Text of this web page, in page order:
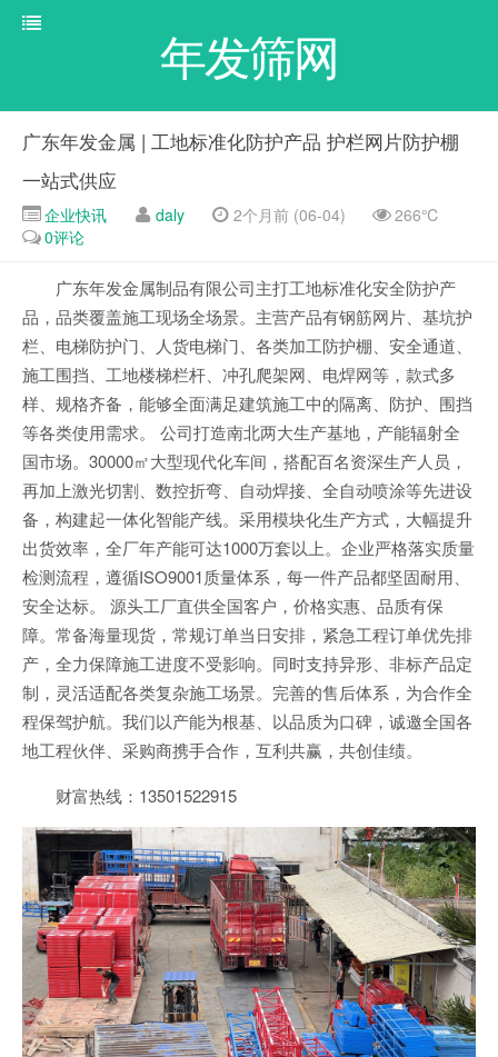
年发筛网
广东年发金属 | 工地标准化防护产品 护栏网片防护棚
一站式供应
企业快讯 daly 2个月前 (06-04)
266℃
0评论
广东年发金属制品有限公司主打工地标准化安全防护产
品，品类覆盖施工现场全场景。主营产品有钢筋网片、基坑护
栏、电梯防护门、人货电梯门、各类加工防护棚、安全通道、
施工围挡、工地楼梯栏杆、冲孔爬架网、电焊网等，款式多
样、规格齐备，能够全面满足建筑施工中的隔离、防护、围挡
等各类使用需求。 公司打造南北两大生产基地，产能辐射全
国市场。30000㎡大型现代化车间，搭配百名资深生产人员，
再加上激光切割、数控折弯、自动焊接、全自动喷涂等先进设
备，构建起一体化智能产线。采用模块化生产方式，大幅提升
出货效率，全厂年产能可达1000万套以上。企业严格落实质量
检测流程，遵循ISO9001质量体系，每一件产品都坚固耐用、
安全达标。 源头工厂直供全国客户，价格实惠、品质有保
障。常备海量现货，常规订单当日安排，紧急工程订单优先排
产，全力保障施工进度不受影响。同时支持异形、非标产品定
制，灵活适配各类复杂施工场景。完善的售后体系，为合作全
程保驾护航。我们以产能为根基、以品质为口碑，诚邀全国各
地工程伙伴、采购商携手合作，互利共赢，共创佳绩。
财富热线：13501522915